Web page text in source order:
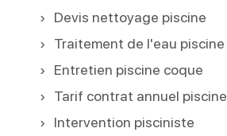
Devis nettoyage piscine
Traitement de l'eau piscine
Entretien piscine coque
Tarif contrat annuel piscine
Intervention pisciniste